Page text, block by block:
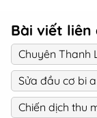
Bài viết liên
Chuyên Thanh
Sửa đầu cơ bi
Chiến dịch thu